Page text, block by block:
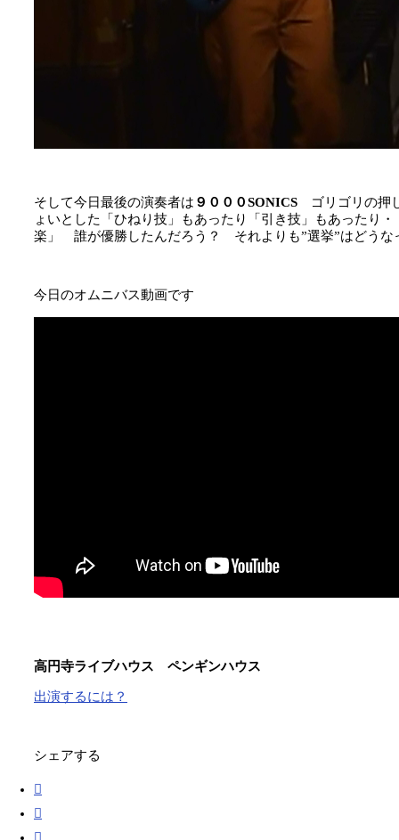
そして今日最後の演奏者は ９０００SONICS
ゴリゴリの押
ょいとした「ひねり技」もあったり「引き技」もあったり
楽」 誰が優勝したんだろう？ それよりも”選挙”はどうな
今日のオムニバス動画です
高円寺ライブハウス ペンギンハウス
出演するには？
シェアする